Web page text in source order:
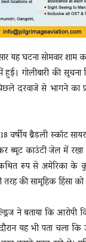
यह घटना सोमवार शाम
हुई। गोलीबारी की
दरवाजे से भागने का
वर्षीय ब्रैडली स्कॉट
ब्यूट काउंटी जेल में रखा
रूप से अमेरिका के
की सामूहिक हिंसा
ने बताया कि आरोपी
यह भी पता चला